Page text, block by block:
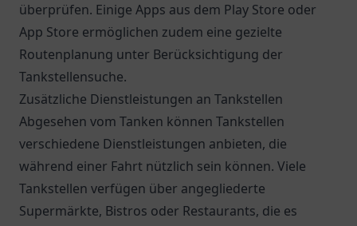
überprüfen. Einige Apps aus dem Play Store oder
App Store ermöglichen zudem eine gezielte
Routenplanung unter Berücksichtigung der
Tankstellensuche.
Zusätzliche Dienstleistungen an Tankstellen
Abgesehen vom Tanken können Tankstellen
verschiedene Dienstleistungen anbieten, die
während einer Fahrt nützlich sein können. Viele
Tankstellen verfügen über angegliederte
Supermärkte, Bistros oder Restaurants, die es